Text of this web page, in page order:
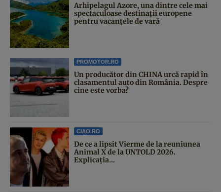
Arhipelagul Azore, una dintre cele mai
spectaculoase destinații europene
pentru vacanțele de vară
PROMOTOR.RO
Un producător din CHINA urcă rapid în
clasamentul auto din România. Despre
cine este vorba?
CIAO.RO
De ce a lipsit Vierme de la reuniunea
Animal X de la UNTOLD 2026.
Explicația...